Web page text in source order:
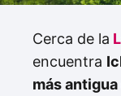
Cerca de la
encuentra
más antigua